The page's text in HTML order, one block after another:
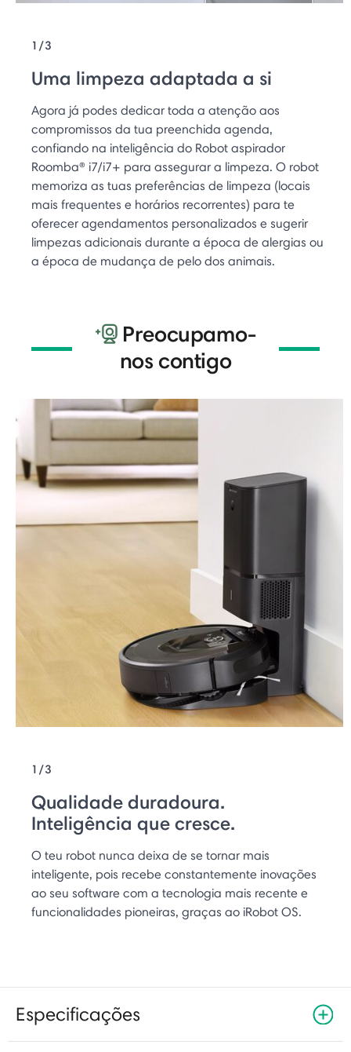
1/3
Uma limpeza adaptada a si
Agora já podes dedicar toda a atenção aos
compromissos da tua preenchida agenda,
confiando na inteligência do Robot aspirador
Roomba® i7/i7+ para assegurar a limpeza. O robot
memoriza as tuas preferências de limpeza (locais
mais frequentes e horários recorrentes) para te
oferecer agendamentos personalizados e sugerir
limpezas adicionais durante a época de alergias ou
a época de mudança de pelo dos animais.
Preocupamo-
nos contigo
1/3
Qualidade duradoura.
Inteligência que cresce.
O teu robot nunca deixa de se tornar mais
inteligente, pois recebe constantemente inovações
ao seu software com a tecnologia mais recente e
funcionalidades pioneiras, graças ao iRobot OS.
Especificações